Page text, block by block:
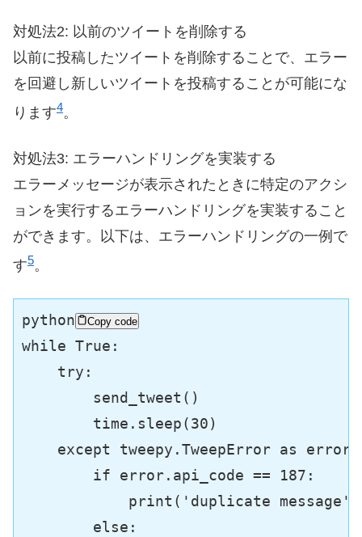
対処法2: 以前のツイートを削除する
以前に投稿したツイートを削除することで、エラー
を回避し新しいツイートを投稿することが可能にな
ります​4​。
対処法3: エラーハンドリングを実装する
エラーメッセージが表示されたときに特定のアクシ
ョンを実行するエラーハンドリングを実装すること
ができます。以下は、エラーハンドリングの一例で
す​5​。
python Copy code
while True :
try :
        send_tweet()
        time.sleep(
30)
except tweepy.TweepError as error:
if error.api_code == 187 :
print ( 'duplicate message'
else :